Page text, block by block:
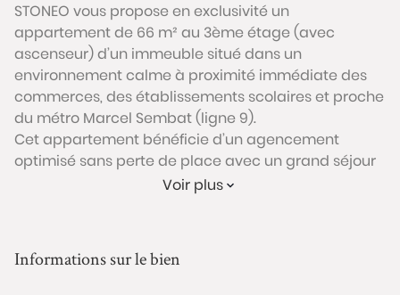
STONEO vous propose en exclusivité un
appartement de 66 m² au 3ème étage (avec
ascenseur) d’un immeuble situé dans un
environnement calme à proximité immédiate des
commerces, des établissements scolaires et proche
du métro Marcel Sembat (ligne 9).
Cet appartement bénéficie d’un agencement
optimisé sans perte de place avec un grand séjour
de 27m² exposé sud-ouest qui se prolonge à
salle de bain, un dressing, un WC séparé, une cave.
Voir plus
Informations sur le bien